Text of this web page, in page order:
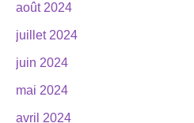
août 2024
juillet 2024
juin 2024
mai 2024
avril 2024